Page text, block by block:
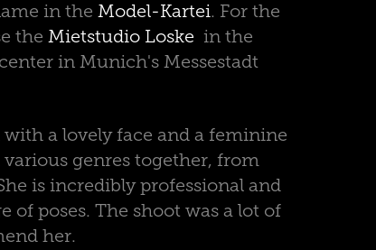
in the Model-Kartei. For the
the Mietstudio Loske ​​​​​​​ in the
in Munich's Messestadt
a lovely face and a feminine
genres together, from
is incredibly professional and
of poses. The shoot was a lot of
her.